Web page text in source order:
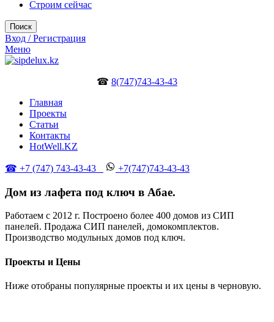
Строим сейчас
Поиск
Вход / Регистрация
Меню
☎ 8(747)743-43-43
Главная
Проекты
Статьи
Контакты
HotWell.KZ
☎ +7 (747) 743-43-43 +7(747)743-43-43
Дом из лафета под ключ в Абае.
Работаем с 2012 г. Построено более 400 домов из СИП
панелей. Продажа СИП панелей, домокомплектов.
Производство модульных домов под ключ.
Проекты и Цены
Ниже отобраны популярные проекты и их цены в черновую.